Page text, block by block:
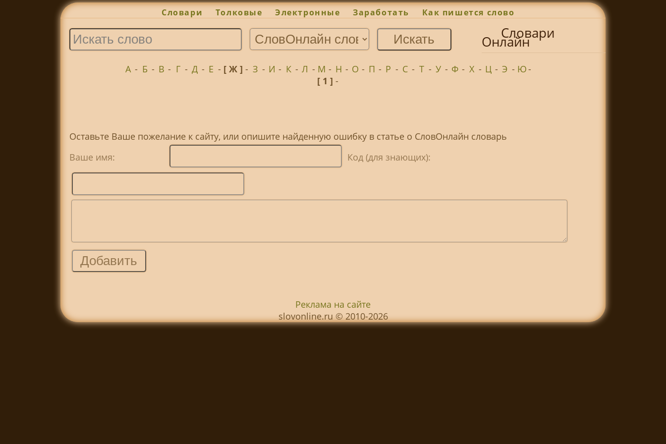
Словари Толковые Электронные Заработать Как пишется слово
Словари
Онлайн
А - Б - В - Г - Д - Е - [ Ж ]- З - И - К - Л - М - Н - О - П - Р - С - Т - У - Ф - Х - Ц - Э - Ю-
[ 1 ] -
Оставьте Ваше пожелание к сайту, или опишите найденную ошибку в статье о СловОнлайн словарь
Ваше имя:
Код (для знающих):
Реклама на сайте
slovonline.ru © 2010-2026